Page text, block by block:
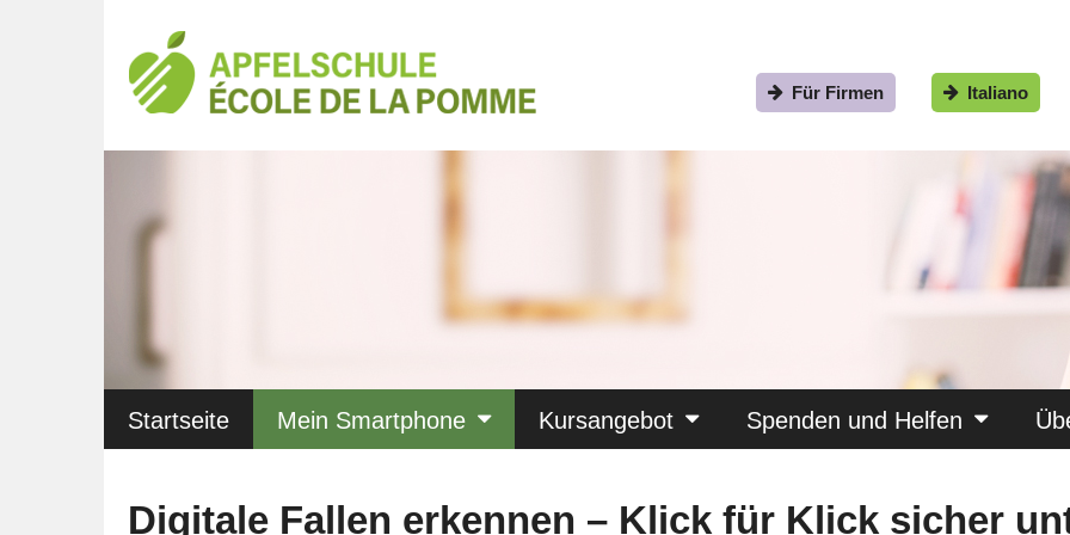
Italiano
Für Firmen
Startseite Mein Smartphone Kursangebot Spenden und Helfen
Digitale Fallen erkennen – Klick für Klick sicher